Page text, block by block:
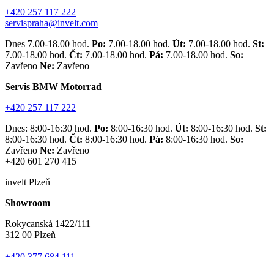
+420 257 117 222
servispraha@invelt.com
Dnes 7.00-18.00 hod. Po: 7.00-18.00 hod. Út: 7.00-18.00 hod. St:
7.00-18.00 hod. Čt: 7.00-18.00 hod. Pá: 7.00-18.00 hod. So:
Zavřeno Ne: Zavřeno
Servis BMW Motorrad
+420 257 117 222
Dnes: 8:00-16:30 hod. Po: 8:00-16:30 hod. Út: 8:00-16:30 hod. St:
8:00-16:30 hod. Čt: 8:00-16:30 hod. Pá: 8:00-16:30 hod. So:
Zavřeno Ne: Zavřeno
+420 601 270 415
invelt Plzeň
Showroom
Rokycanská 1422/111
312 00 Plzeň